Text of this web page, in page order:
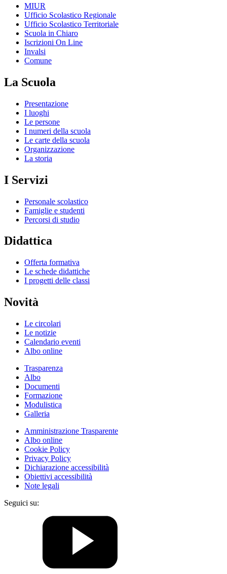
MIUR
Ufficio Scolastico Regionale
Ufficio Scolastico Territoriale
Scuola in Chiaro
Iscrizioni On Line
Invalsi
Comune
La Scuola
Presentazione
I luoghi
Le persone
I numeri della scuola
Le carte della scuola
Organizzazione
La storia
I Servizi
Personale scolastico
Famiglie e studenti
Percorsi di studio
Didattica
Offerta formativa
Le schede didattiche
I progetti delle classi
Novità
Le circolari
Le notizie
Calendario eventi
Albo online
Trasparenza
Albo
Documenti
Formazione
Modulistica
Galleria
Amministrazione Trasparente
Albo online
Cookie Policy
Privacy Policy
Dichiarazione accessibilità
Obiettivi accessibilità
Note legali
Seguici su: